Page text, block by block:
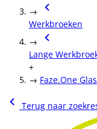
→
Werkbroeken
→
Lange
+
→ Faze.One
Terug naar